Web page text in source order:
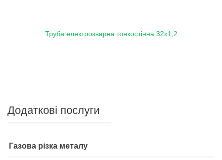
Труба електрозварна тонкостінна 32х1,2
Додаткові послуги
Газова різка металу